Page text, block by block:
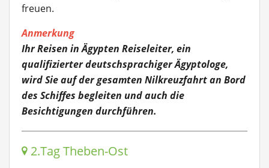
freuen.
Anmerkung
Ihr Reisen in Ägypten Reiseleiter, ein
qualifizierter deutschsprachiger Ägyptologe,
wird Sie auf der gesamten Nilkreuzfahrt an Bord
des Schiffes begleiten und auch die
Besichtigungen durchführen.
2.Tag Theben-Ost